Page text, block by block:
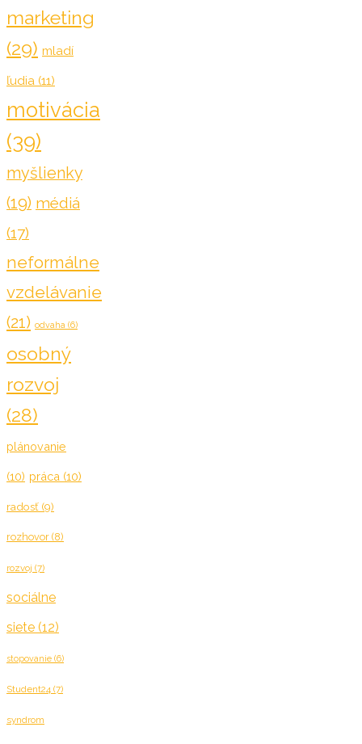
marketing
(29) mladí
ľudia (11)
motivácia
(39)
myšlienky
(19) médiá
(17)
neformálne
vzdelávanie
(21) odvaha (6)
osobný
rozvoj
(28)
plánovanie
(10) práca (10)
radosť (9)
rozhovor (8)
rozvoj (7)
sociálne
siete (12)
stopovanie (6)
Student24 (7)
syndrom